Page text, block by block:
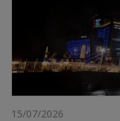
15/07/2026